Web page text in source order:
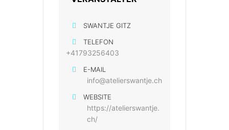
SWANTJE GITZ
TELEFON
+41793256403
E-MAIL
info@atelierswantje.ch
WEBSITE
https://atelierswantje.
ch/